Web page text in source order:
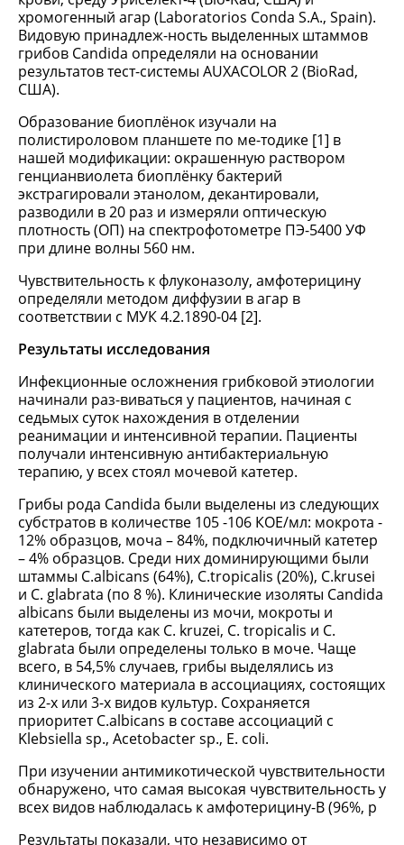
хромогенный агар (Laboratorios Conda S.A., Spain).
Видовую принадлеж-ность выделенных штаммов
грибов Candida определяли на основании
результатов тест-системы AUXACOLOR 2 (BioRad,
США).
Образование биоплёнок изучали на
полистироловом планшете по ме-тодике [1] в
нашей модификации: окрашенную раствором
генцианвиолета биоплёнку бактерий
экстрагировали этанолом, декантировали,
разводили в 20 раз и измеряли оптическую
плотность (ОП) на спектрофотометре ПЭ-5400 УФ
при длине волны 560 нм.
Чувствительность к флуконазолу, амфотерицину
определяли методом диффузии в агар в
соответствии с МУК 4.2.1890-04 [2].
Результаты исследования
Инфекционные осложнения грибковой этиологии
начинали раз-виваться у пациентов, начиная с
седьмых суток нахождения в отделении
реанимации и интенсивной терапии. Пациенты
получали интенсивную антибактериальную
терапию, у всех стоял мочевой катетер.
Грибы рода Candida были выделены из следующих
субстратов в количестве 105 -106 КОЕ/мл: мокрота -
12% образцов, моча – 84%, подключичный катетер
– 4% образцов. Среди них доминирующими были
штаммы C.albicans (64%), C.tropicalis (20%), С.krusei
и С. glabrata (по 8 %). Клинические изоляты Candida
albicans были выделены из мочи, мокроты и
катетеров, тогда как C. kruzei, C. tropicalis и C.
glabrata были определены только в моче. Чаще
всего, в 54,5% случаев, грибы выделялись из
клинического материала в ассоциациях, состоящих
из 2-х или 3-х видов культур. Сохраняется
приоритет C.albicans в составе ассоциаций с
Klebsiella sp., Acetobacter sp., E. coli.
При изучении антимикотической чувствительности
обнаружено, что самая высокая чувствительность у
всех видов наблюдалась к амфотерицину-В (96%, р
Результаты показали, что независимо от